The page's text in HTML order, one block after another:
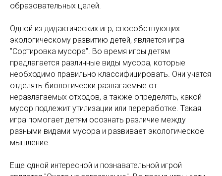
образовательных целей.
Одной из дидактических игр, способствующих
экологическому развитию детей, является игра
"Сортировка мусора". Во время игры детям
предлагается различные виды мусора, которые
необходимо правильно классифицировать. Они учатся
отделять биологически разлагаемые от
неразлагаемых отходов, а также определять, какой
мусор подлежит утилизации или переработке. Такая
игра помогает детям осознать различие между
разными видами мусора и развивает экологическое
мышление.
Еще одной интересной и познавательной игрой